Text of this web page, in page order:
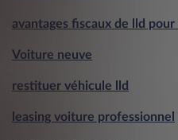
avantages fiscaux de lld
Voiture neuve
restituer véhicule lld
leasing voiture professionnel